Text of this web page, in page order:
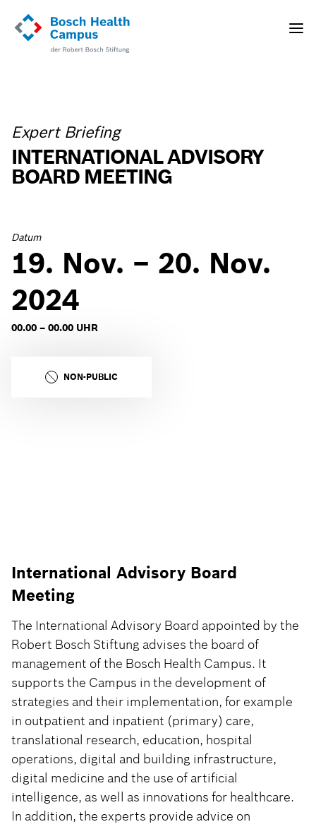
Toggle
Expert Briefing
INTERNATIONAL ADVISORY
BOARD MEETING
Datum
19. Nov. – 20. Nov.
2024
00.00 – 00.00 UHR
NON-PUBLIC
International Advisory Board
Meeting
The International Advisory Board appointed by the
Robert Bosch Stiftung advises the board of
management of the Bosch Health Campus. It
supports the Campus in the development of
strategies and their implementation, for example
in outpatient and inpatient (primary) care,
translational research, education, hospital
operations, digital and building infrastructure,
digital medicine and the use of artificial
intelligence, as well as innovations for healthcare.
In addition, the experts provide advice on